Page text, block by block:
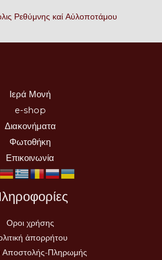
Ρεθύμνης καί Αὐλοποτάμου
Ιερά Μονή
e-shop
Διακονήματα
Φωτοθήκη
Επικοινωνία
Οροι χρήσης
ἀπορρήτου
Αποστολής-Πληρωμής